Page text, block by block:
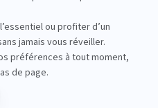
sur différents
côté, pour ressentir le
choix en toute